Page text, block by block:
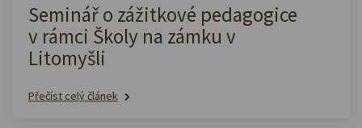
Seminář o zážitkové pedagogice
v rámci Školy na zámku v
Litomyšli
Přečíst celý článek